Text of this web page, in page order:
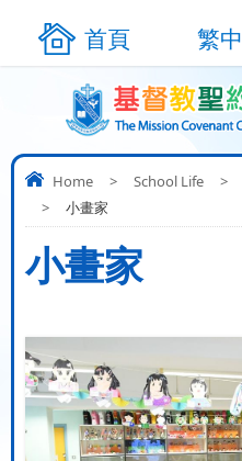
首頁 繁中
Home > School Life >
>
小畫家
小畫家